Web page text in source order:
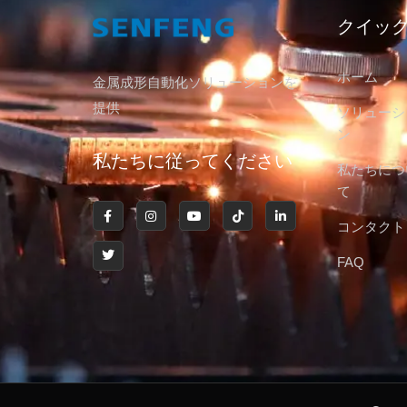
金属成形自動化ソリューションを
提供
私たちに従ってください
クイッ
ホーム
ソリュー
ン
私たちに
て
コンタクト
FAQ